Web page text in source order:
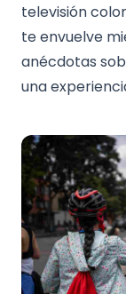
televisión
te envuelve
anécdotas
una